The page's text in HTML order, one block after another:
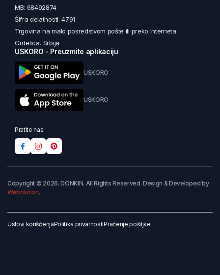
MB: 68492874
Šifra delatnosti: 4791
Trgovina na malo posredstvom pošte ili preko interneta
Grdelica, Srbija
USKORO - Preuzmite aplikaciju
USKORO
USKORO
Pratite nas:
Copyright © 2026. DONKIN. All Rights Reserved. Design & Developed by
Webolution.
Uslovi korišćenjaPolitika privatnostiPraćenje pošiljke